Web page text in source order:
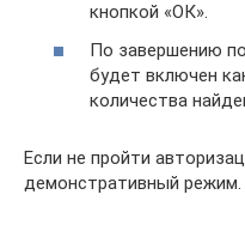
кнопкой «ОК».
По завершению
будет включен
количества
Если не пройти
демонстративный режим.